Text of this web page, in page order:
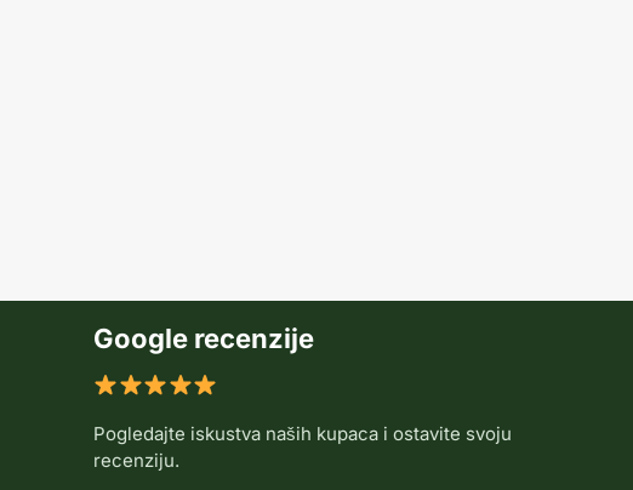
Google recenzije
Pogledajte iskustva naših kupaca i ostavite svoju
recenziju.